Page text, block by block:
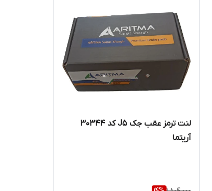
لنت ترمز عقب جک J5 کد 30344
آریتما